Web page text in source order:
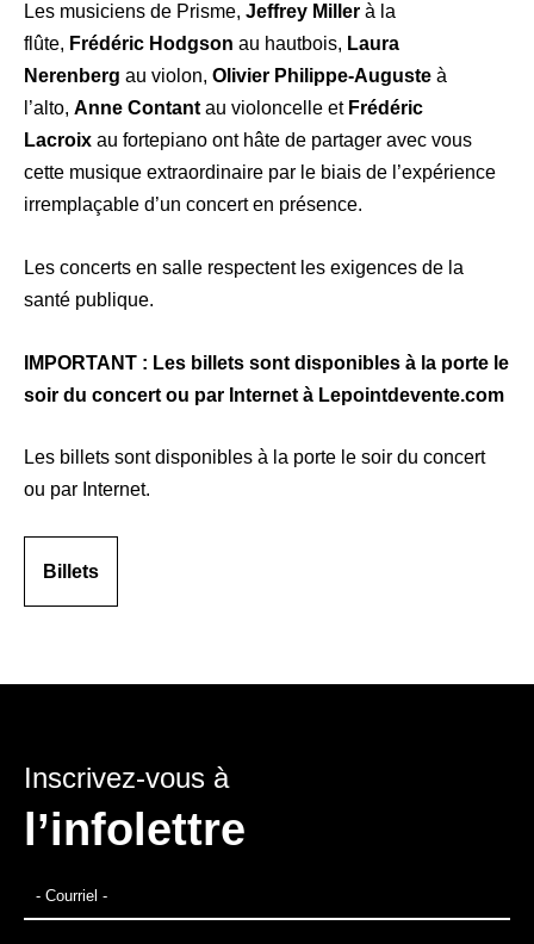
Les musiciens de Prisme, Jeffrey Miller à la
flûte, Frédéric Hodgson au hautbois, Laura
Nerenberg au violon, Olivier Philippe-Auguste à
l’alto, Anne Contantau violoncelle et Frédéric
Lacroix au fortepiano ont hâte de partager avec vous
cette musique extraordinaire par le biais de l’expérience
irremplaçable d’un concert en présence.
Les concerts en salle respectent les exigences de la
santé publique.
IMPORTANT : Les billets sont disponibles à la porte le
soir du concert ou par Internet à Lepointdevente.com
Les billets sont disponibles à la porte le soir du concert
ou par Internet.
Billets
Inscrivez-vous à
l’infolettre